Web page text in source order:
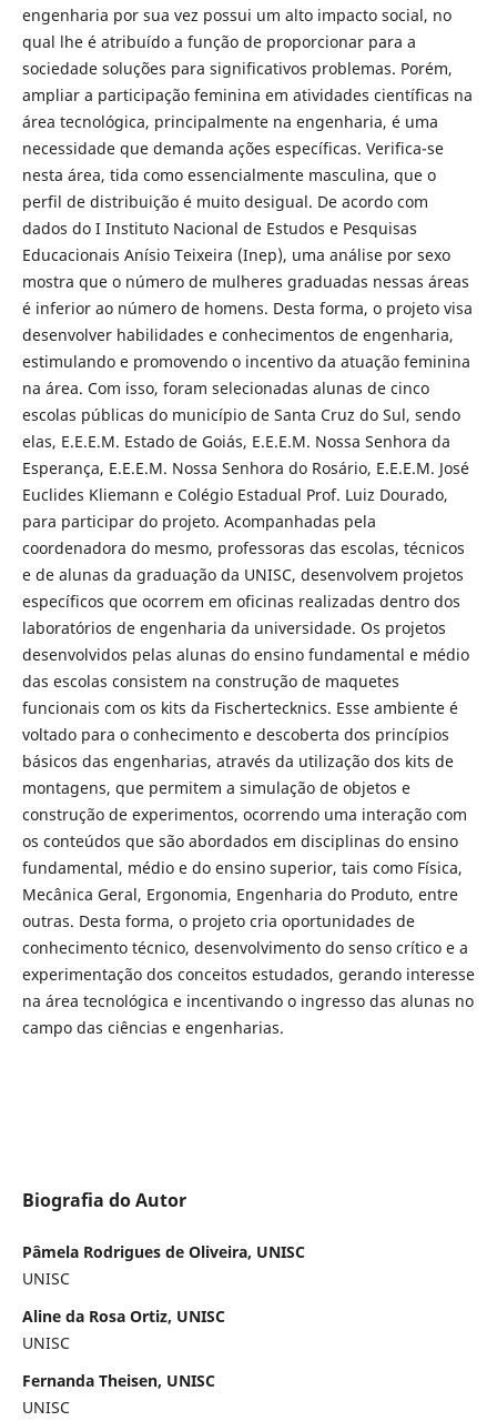
engenharia por sua vez possui um alto impacto social, no
qual lhe é atribuído a função de proporcionar para a
sociedade soluções para significativos problemas. Porém,
ampliar a participação feminina em atividades científicas na
área tecnológica, principalmente na engenharia, é uma
necessidade que demanda ações específicas. Verifica-se
nesta área, tida como essencialmente masculina, que o
perfil de distribuição é muito desigual. De acordo com
dados do I Instituto Nacional de Estudos e Pesquisas
Educacionais Anísio Teixeira (Inep), uma análise por sexo
mostra que o número de mulheres graduadas nessas áreas
é inferior ao número de homens. Desta forma, o projeto visa
desenvolver habilidades e conhecimentos de engenharia,
estimulando e promovendo o incentivo da atuação feminina
na área. Com isso, foram selecionadas alunas de cinco
escolas públicas do município de Santa Cruz do Sul, sendo
elas, E.E.E.M. Estado de Goiás, E.E.E.M. Nossa Senhora da
Esperança, E.E.E.M. Nossa Senhora do Rosário, E.E.E.M. José
Euclides Kliemann e Colégio Estadual Prof. Luiz Dourado,
para participar do projeto. Acompanhadas pela
coordenadora do mesmo, professoras das escolas, técnicos
e de alunas da graduação da UNISC, desenvolvem projetos
específicos que ocorrem em oficinas realizadas dentro dos
laboratórios de engenharia da universidade. Os projetos
desenvolvidos pelas alunas do ensino fundamental e médio
das escolas consistem na construção de maquetes
funcionais com os kits da Fischertecknics. Esse ambiente é
voltado para o conhecimento e descoberta dos princípios
básicos das engenharias, através da utilização dos kits de
montagens, que permitem a simulação de objetos e
construção de experimentos, ocorrendo uma interação com
os conteúdos que são abordados em disciplinas do ensino
fundamental, médio e do ensino superior, tais como Física,
Mecânica Geral, Ergonomia, Engenharia do Produto, entre
outras. Desta forma, o projeto cria oportunidades de
conhecimento técnico, desenvolvimento do senso crítico e a
experimentação dos conceitos estudados, gerando interesse
na área tecnológica e incentivando o ingresso das alunas no
campo das ciências e engenharias.
Biografia do Autor
Pâmela Rodrigues de Oliveira, UNISC
UNISC
Aline da Rosa Ortiz, UNISC
UNISC
Fernanda Theisen, UNISC
UNISC